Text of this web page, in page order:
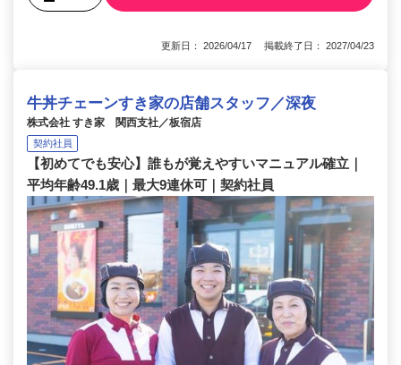
更新日： 2026/04/17 掲載終了日： 2027/04/23
牛丼チェーンすき家の店舗スタッフ／深夜
株式会社 すき家 関西支社／板宿店
契約社員
【初めてでも安心】誰もが覚えやすいマニュアル確立｜
平均年齢49.1歳｜最大9連休可｜契約社員